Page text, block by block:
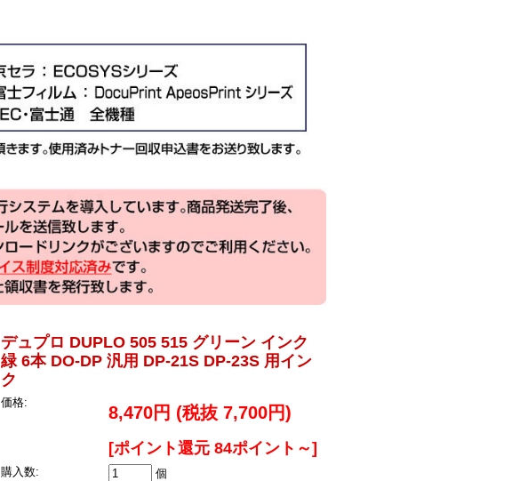
デュプロ DUPLO 505 515 グリーン インク
緑 6本 DO-DP 汎用 DP-21S DP-23S 用イン
ク
価格:
8,470円 (税抜 7,700円)
[ポイント還元 84ポイント～]
購入数: 個